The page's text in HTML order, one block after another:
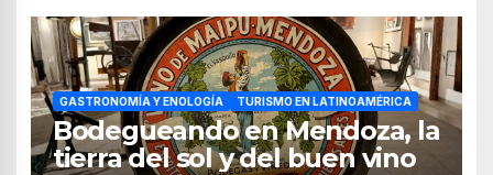
GASTRONOMÍA Y ENOLOGÍA TURISMO EN LATINOAMÉRICA
Bodegueando en Mendoza, la
tierra del sol y del buen vino